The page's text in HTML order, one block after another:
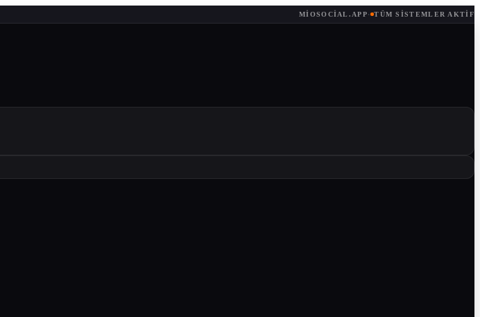
MIOSOCIAL.APP· TÜM SISTEMLER AKTIF